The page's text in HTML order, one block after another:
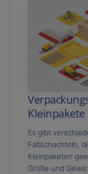
Kleinpakete
Es gibt
Faltschachteln,
Kleinpaketen
Größe und